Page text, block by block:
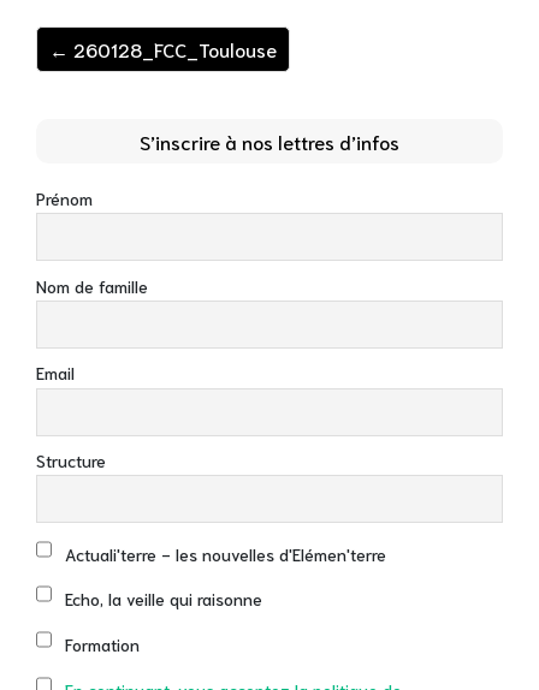
← 260128_FCC_Toulouse
S’inscrire à nos lettres d’infos
Prénom
Nom de famille
Email
Structure
Actuali'terre - les nouvelles d'Elémen'terre
Echo, la veille qui raisonne
Formation